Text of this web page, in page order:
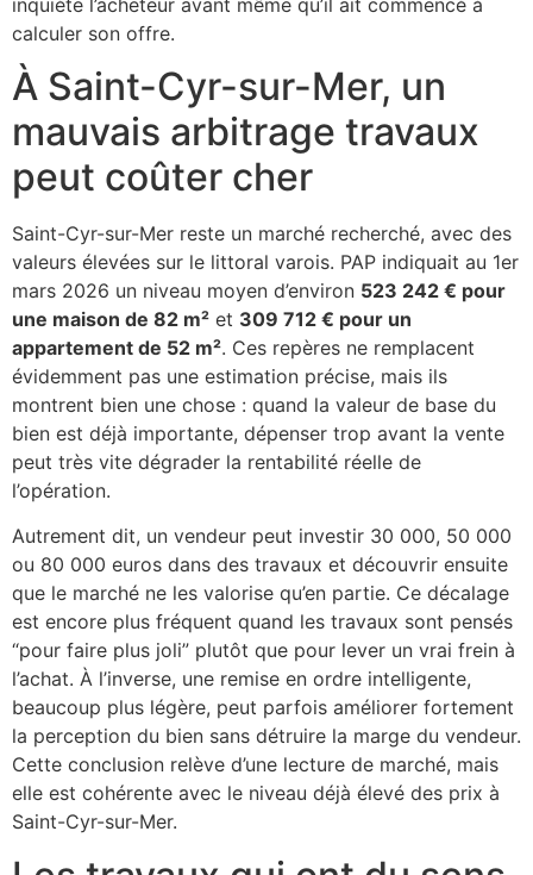
calculer son offre.
À Saint-Cyr-sur-Mer, un
mauvais arbitrage travaux
peut coûter cher
Saint-Cyr-sur-Mer reste un marché recherché, avec des
valeurs élevées sur le littoral varois. PAP indiquait au 1er
mars 2026 un niveau moyen d’environ 523 242 € pour
une maison de 82 m² et 309 712 € pour un
appartement de 52 m². Ces repères ne remplacent
évidemment pas une estimation précise, mais ils
montrent bien une chose : quand la valeur de base du
bien est déjà importante, dépenser trop avant la vente
peut très vite dégrader la rentabilité réelle de
l’opération.
Autrement dit, un vendeur peut investir 30 000, 50 000
ou 80 000 euros dans des travaux et découvrir ensuite
que le marché ne les valorise qu’en partie. Ce décalage
est encore plus fréquent quand les travaux sont pensés
“pour faire plus joli” plutôt que pour lever un vrai frein à
l’achat. À l’inverse, une remise en ordre intelligente,
beaucoup plus légère, peut parfois améliorer fortement
la perception du bien sans détruire la marge du vendeur.
Cette conclusion relève d’une lecture de marché, mais
elle est cohérente avec le niveau déjà élevé des prix à
Saint-Cyr-sur-Mer.